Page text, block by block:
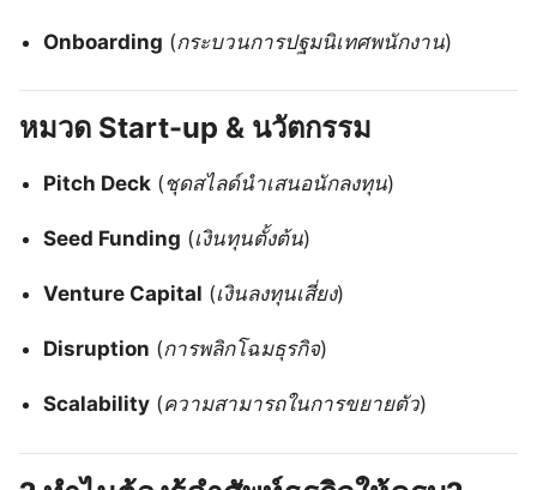
Onboarding (กระบวนการปฐมนิเทศพนักงาน)
หมวด Start-up & นวัตกรรม
Pitch Deck (ชุดสไลด์นำเสนอนักลงทุน)
Seed Funding (เงินทุนตั้งต้น)
Venture Capital (เงินลงทุนเสี่ยง)
Disruption (การพลิกโฉมธุรกิจ)
Scalability (ความสามารถในการขยายตัว)